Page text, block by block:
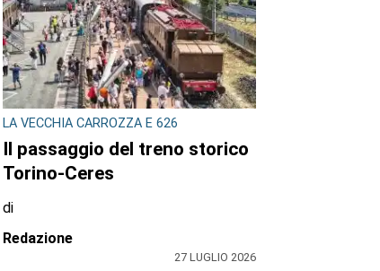
LA VECCHIA CARROZZA E 626
Il passaggio del treno storico
Torino-Ceres
di
Redazione
27 LUGLIO 2026